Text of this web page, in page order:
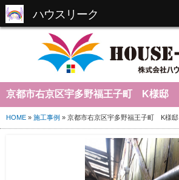
ハウスリーク
京都市右京区宇多野福王子町 K様邸
HOME » 施工事例 » 京都市右京区宇多野福王子町 K様邸